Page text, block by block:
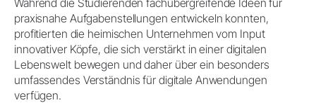
praxisnahe Aufgabenstellungen entwickeln konnten,
profitierten die heimischen Unternehmen vom Input
innovativer Köpfe, die sich verstärkt in einer digitalen
Lebenswelt bewegen und daher über ein besonders
umfassendes Verständnis für digitale Anwendungen
verfügen.